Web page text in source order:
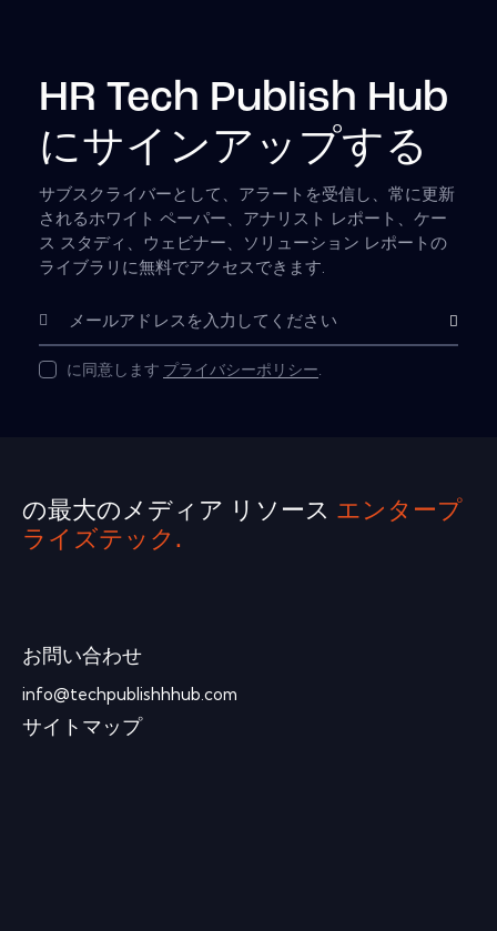
HR Tech Publish Hub
にサインアップする
サブスクライバーとして、アラートを受信し、常に更新
されるホワイト ペーパー、アナリスト レポート、ケー
ス スタディ、ウェビナー、ソリューション レポートの
ライブラリに無料でアクセスできます.
購読
に同意します プライバシーポリシー.
の最大のメディア リソース エンタープ
ライズテック.
お問い合わせ
info@techpublishhhub.com
サイトマップ